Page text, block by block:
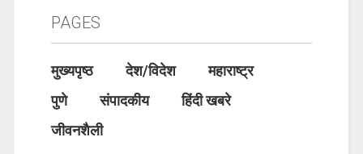
PAGES
मुख्यपृष्ठ देश/विदेश
महाराष्ट्र
पुणे
संपादकीय
हिंदी खबरे
जीवनशैली